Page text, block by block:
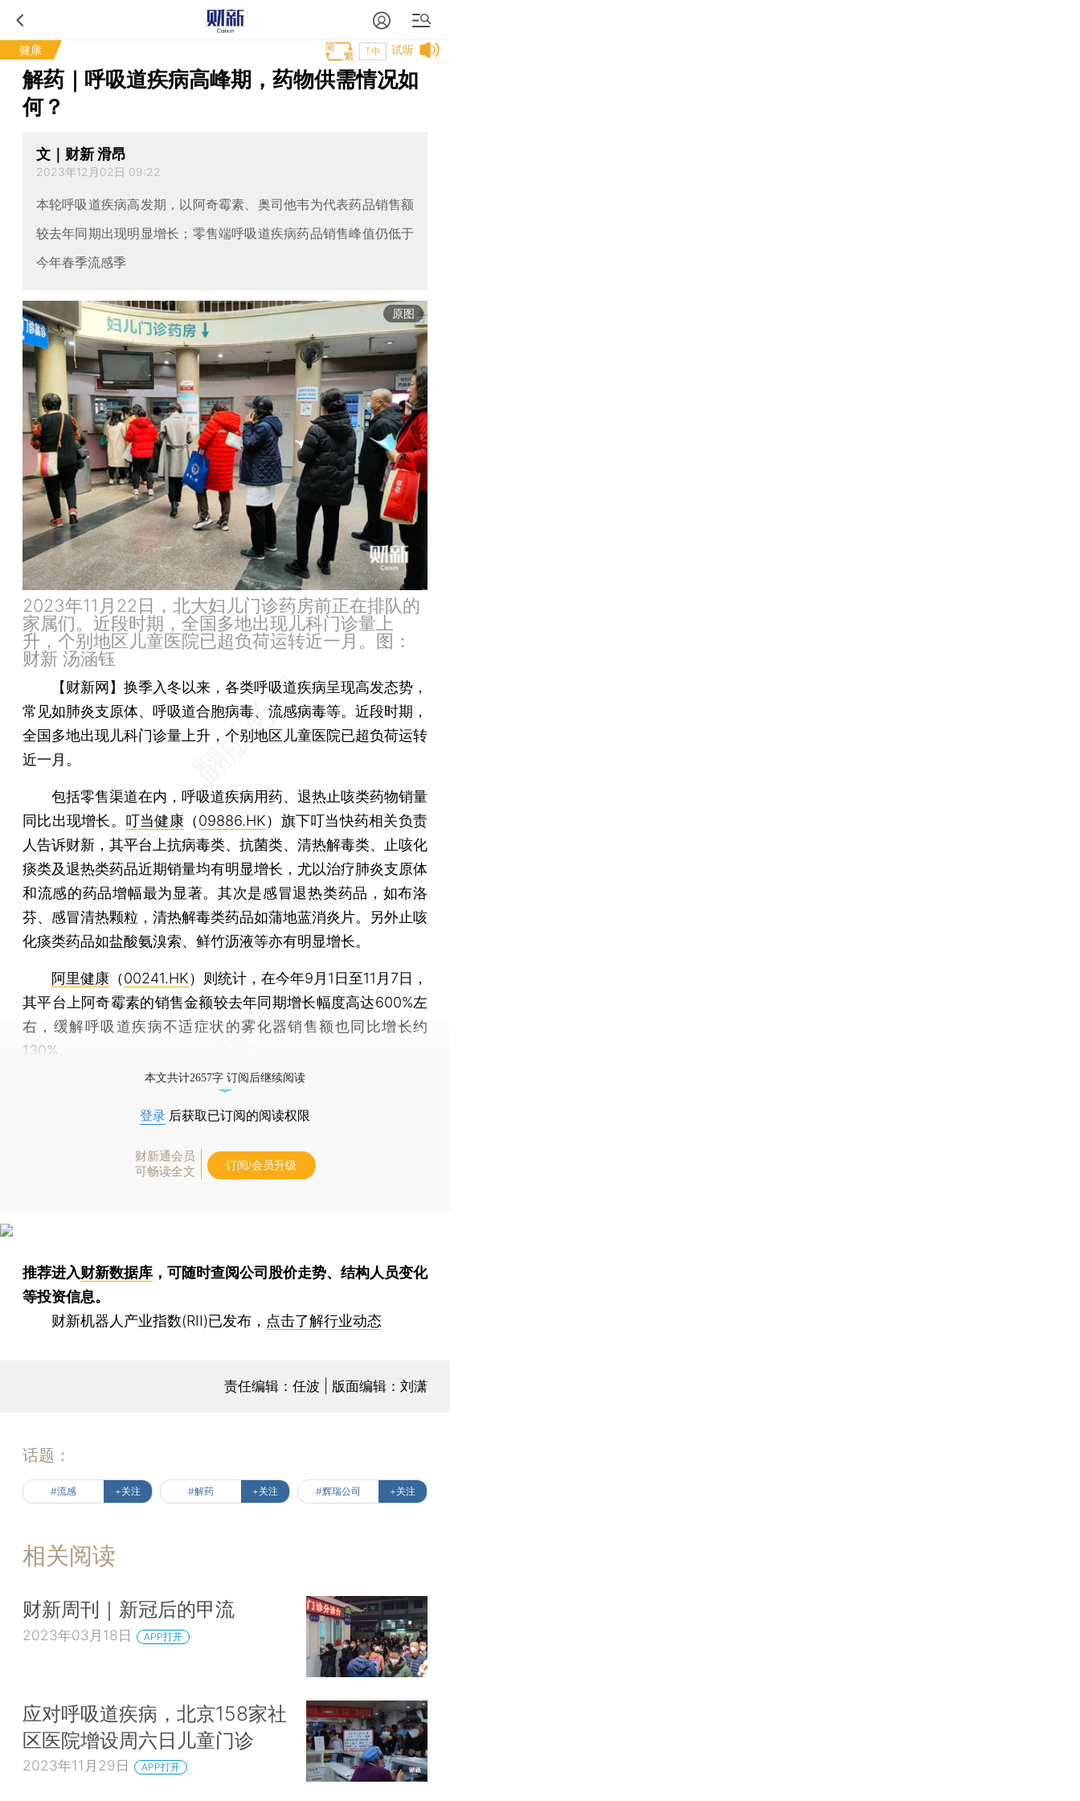
健康 试听
T中
解药｜呼吸道疾病高峰期，药物供需情况如
何？
文｜财新 滑昂
2023年12月02日 09:22
本轮呼吸道疾病高发期，以阿奇霉素、奥司他韦为代表药品销售额
较去年同期出现明显增长；零售端呼吸道疾病药品销售峰值仍低于
今年春季流感季
原图
2023年11月22日，北大妇儿门诊药房前正在排队的
家属们。近段时期，全国多地出现儿科门诊量上
升，个别地区儿童医院已超负荷运转近一月。图：
财新 汤涵钰
【财新网】 换季入冬以来，各类呼吸道疾病呈现高发态势，
常见如肺炎支原体、呼吸道合胞病毒、流感病毒等。近段时期，
全国多地出现儿科门诊量上升，个别地区儿童医院已超负荷运转
近一月。
包括零售渠道在内，呼吸道疾病用药、退热止咳类药物销量
同比出现增长。 叮当健康（09886.HK）旗下叮当快药相关负责
人告诉财新，其平台上抗病毒类、抗菌类、清热解毒类、止咳化
痰类及退热类药品近期销量均有明显增长，尤以治疗肺炎支原体
和流感的药品增幅最为显著。其次是感冒退热类药品，如布洛
芬、感冒清热颗粒，清热解毒类药品如蒲地蓝消炎片。另外止咳
化痰类药品如盐酸氨溴索、鲜竹沥液等亦有明显增长。
阿里健康 （00241.HK）则统计，在今年9月1日至11月7日，
其平台上阿奇霉素的销售金额较去年同期增长幅度高达600%左
右，缓解呼吸道疾病不适症状的雾化器销售额也同比增长约
130%。
本文共计2657字 订阅后继续阅读
登录 后获取已订阅的阅读权限
财新通会员
可畅读全文
订阅/会员升级
推荐进入财新数据库 ，可随时查阅公司股价走势、结构人员变化
等投资信息。
财新机器人产业指数(RII)已发布， 点击了解行业动态
责任编辑：任波 | 版面编辑：刘潇
话题：
#流感 +关注 #解药 +关注 #辉瑞公司 +关注
相关阅读
财新周刊｜新冠后的甲流
2023年03月18日 APP打开
应对呼吸道疾病，北京158家社
区医院增设周六日儿童门诊
2023年11月29日 APP打开